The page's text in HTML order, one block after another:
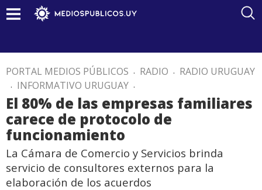
PORTAL MEDIOS PÚBLICOS . RADIO . RADIO URUGUAY
. INFORMATIVO URUGUAY .
El 80% de las empresas familiares
carece de protocolo de
funcionamiento
La Cámara de Comercio y Servicios brinda
servicio de consultores externos para la
elaboración de los acuerdos